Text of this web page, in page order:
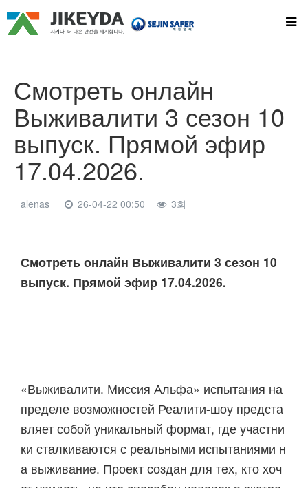
Смотреть онлайн
Выживалити 3 сезон 10
выпуск. Прямой эфир
17.04.2026.
alenas 26-04-22 00:50 3회
본문
Смотреть онлайн Выживалити 3 сезон 10
выпуск. Прямой эфир 17.04.2026.
«Выживалити. Миссия Альфа» испытания на
пределе возможностей Реалити-шоу предста
вляет собой уникальный формат, где участни
ки сталкиваются с реальными испытаниями н
а выживание. Проект создан для тех, кто хоч